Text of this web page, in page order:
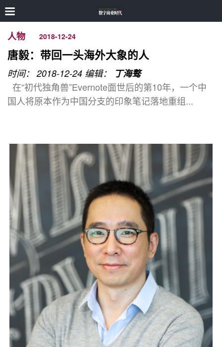
人物 2018-12-24
唐毅：带回一头海外大象的人
时间： 2018-12-24 编辑：
丁海骜
在“初代独角兽”Evernote面世后的第10年，一个中
国人将原本作为中国分支的印象笔记落地重组...